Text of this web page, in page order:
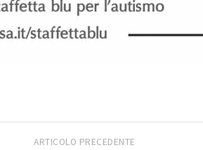
ARTICOLO PRECEDENTE